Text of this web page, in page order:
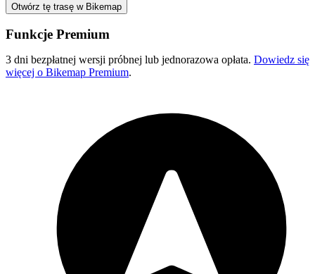
Otwórz tę trasę w Bikemap
Funkcje Premium
3 dni bezpłatnej wersji próbnej lub jednorazowa opłata. Dowiedz się
więcej o Bikemap Premium.